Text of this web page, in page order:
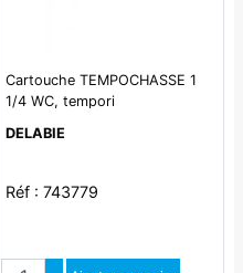
Cartouche TEMPOCHASSE 1
1/4 WC, tempori
DELABIE
Réf : 743779
Quantité